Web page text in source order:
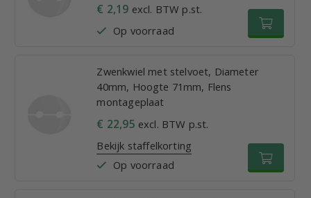
€ 2,19 excl. BTW p.st.
Op voorraad
Zwenkwiel met stelvoet, Diameter
40mm, Hoogte 71mm, Flens
montageplaat
€ 22,95 excl. BTW p.st.
Bekijk staffelkorting
Op voorraad